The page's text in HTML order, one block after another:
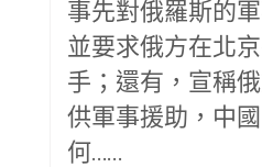
事先對俄羅斯的
並要求俄方在北
手；還有，宣稱
供軍事援助，中
何……